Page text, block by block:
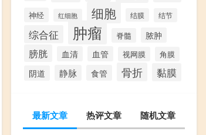
神经 红细胞 细胞 结膜 结节
综合征 肿瘤 脊髓 脓肿
膀胱 血清 血管 视网膜 角膜
阴道 静脉 食管 骨折 黏膜
最新文章 热评文章 随机文章